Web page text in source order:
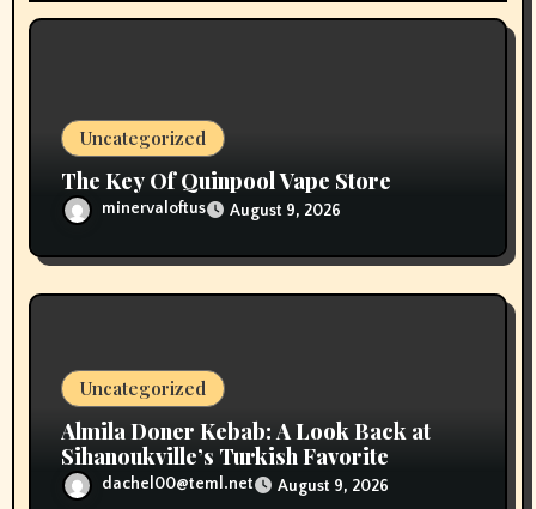
Uncategorized
The Key Of Quinpool Vape Store
minervaloftus August 9, 2026
Uncategorized
Almila Doner Kebab: A Look Back at
Sihanoukville’s Turkish Favorite
dachel00@teml.net August 9, 2026